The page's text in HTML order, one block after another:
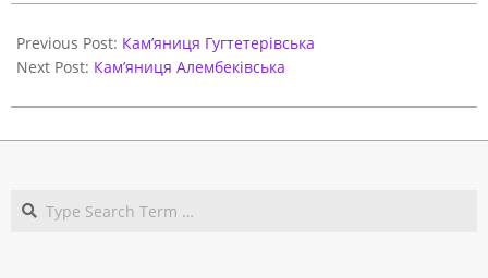
03-
29
Previous Post: Кам’яниця Гугтетерівська
Next Post: Кам’яниця Алембеківська